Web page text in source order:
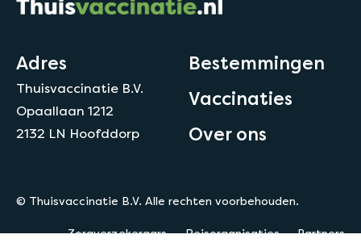
Adres
Thuisvaccinatie B.V.
Opaallaan 1212
2132 LN Hoofddorp
Bestemmingen
Vaccinaties
Over ons
© Thuisvaccinatie B.V. Alle rechten voorbehouden.
Zorgverzekeraars Reisorganisaties Partners